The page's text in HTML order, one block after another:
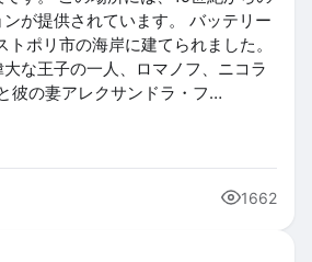
が提供されています。 バッテリー
ポリ市の海岸に建てられました。
な王子の一人、ロマノフ、ニコラ
彼の妻アレクサンドラ・フ…
1662